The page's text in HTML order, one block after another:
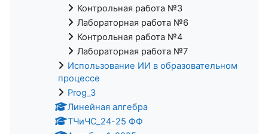
Контрольная работа №3
Лабораторная работа №6
Контрольная работа №4
Лабораторная работа №7
Использование ИИ в образовательном
процессе
Prog_3
Линейная алгебра
ТЧиЧС_24-25 ФФ